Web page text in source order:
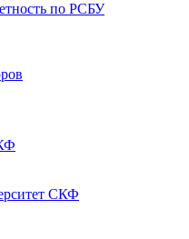
по РСБУ
СКФ